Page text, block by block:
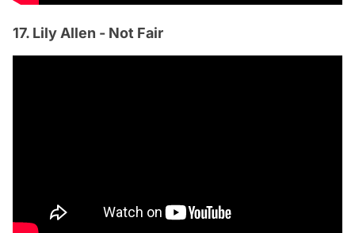
17. Lily Allen - Not Fair